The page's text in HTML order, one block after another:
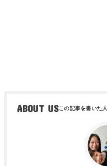
ABOUT US